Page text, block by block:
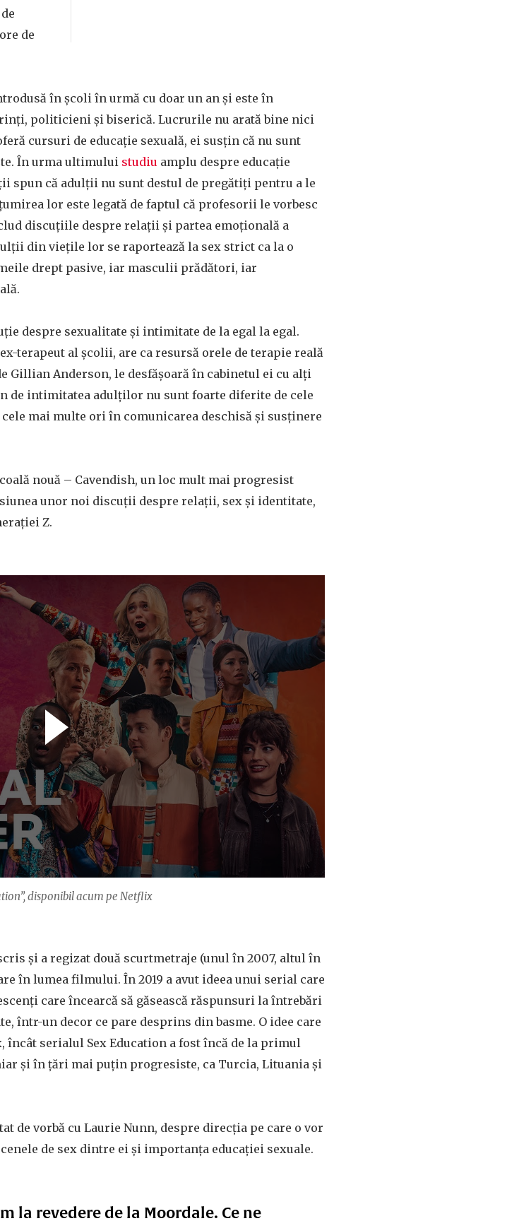
de
în școli în urmă cu doar un an și este în
politicieni și biserică. Lucrurile nu arată bine nici
cursuri de educație sexuală, ei susțin că nu sunt
În urma ultimului studiu amplu despre educație
spun că adulții nu sunt destul de pregătiți pentru a le
lor este legată de faptul că profesorii le vorbesc
discuțiile despre relații și partea emoțională a
din viețile lor se raportează la sex strict ca la o
drept pasive, iar masculii prădători, iar
despre sexualitate și intimitate de la egal la egal.
terapeut al școlii, are ca resursă orele de terapie reală
Gillian Anderson, le desfășoară în cabinetul ei cu alți
de intimitatea adulților nu sunt foarte diferite de cele
mai multe ori în comunicarea deschisă și susținere
nouă – Cavendish, un loc mult mai progresist
unor noi discuții despre relații, sex și identitate,
Z.
disponibil acum pe Netflix
și a regizat două scurtmetraje (unul în 2007, altul în
în lumea filmului. În 2019 a avut ideea unui serial care
care încearcă să găsească răspunsuri la întrebări
într-un decor ce pare desprins din basme. O idee care
serialul Sex Education a fost încă de la primul
și în țări mai puțin progresiste, ca Turcia, Lituania și
de vorbă cu Laurie Nunn, despre direcția pe care o vor
de sex dintre ei și importanța educației sexuale.
la revedere de la Moordale. Ce ne